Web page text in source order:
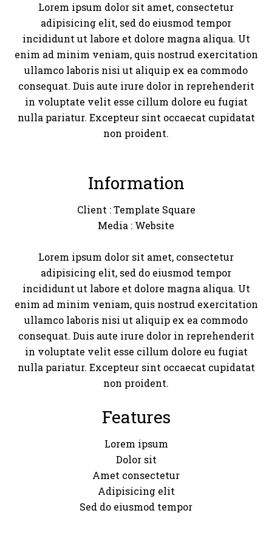
Lorem ipsum dolor sit amet, consectetur
adipisicing elit, sed do eiusmod tempor
incididunt ut labore et dolore magna aliqua. Ut
enim ad minim veniam, quis nostrud exercitation
ullamco laboris nisi ut aliquip ex ea commodo
consequat. Duis aute irure dolor in reprehenderit
in voluptate velit esse cillum dolore eu fugiat
nulla pariatur. Excepteur sint occaecat cupidatat
non proident.
Information
Client : Template Square
Media : Website
Lorem ipsum dolor sit amet, consectetur
adipisicing elit, sed do eiusmod tempor
incididunt ut labore et dolore magna aliqua. Ut
enim ad minim veniam, quis nostrud exercitation
ullamco laboris nisi ut aliquip ex ea commodo
consequat. Duis aute irure dolor in reprehenderit
in voluptate velit esse cillum dolore eu fugiat
nulla pariatur. Excepteur sint occaecat cupidatat
non proident.
Features
Lorem ipsum
Dolor sit
Amet consectetur
Adipisicing elit
Sed do eiusmod tempor